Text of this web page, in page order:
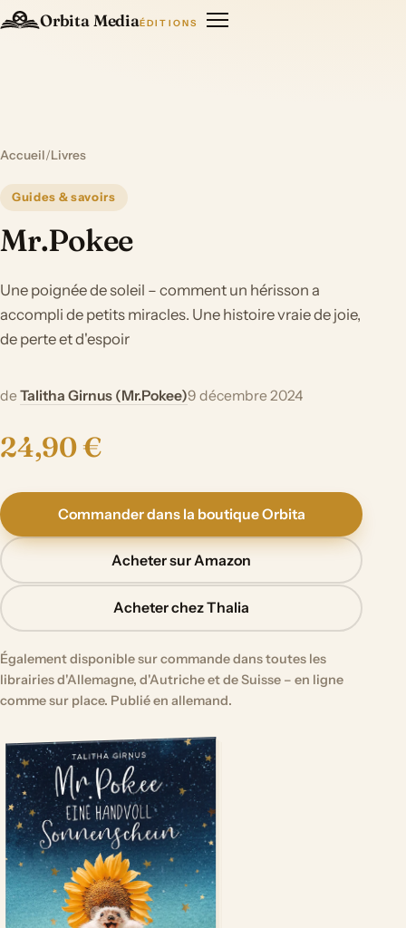
Orbita MediaÉDITIONS
Accueil/Livres
Guides & savoirs
Mr.Pokee
Une poignée de soleil – comment un hérisson a
accompli de petits miracles. Une histoire vraie de joie,
de perte et d'espoir
deTalitha Girnus (Mr.Pokee)9 décembre 2024
24,90 €
Commander dans la boutique Orbita
Acheter sur Amazon
Acheter chez Thalia
Également disponible sur commande dans toutes les
librairies d'Allemagne, d'Autriche et de Suisse – en ligne
comme sur place. Publié en allemand.